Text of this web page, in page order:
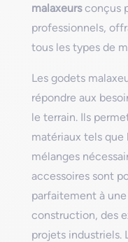
malaxeursconçus
professionnels,
tous les types de
Les godets
répondre aux
le terrain. Ils
matériaux tels que
mélanges
accessoires sont
parfaitement à
construction, des
projets industriels.